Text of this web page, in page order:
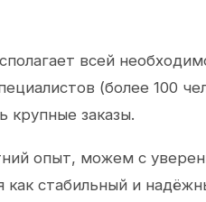
всей
(более 100
крупные заказы.
опыт, можем с
как стабильный и